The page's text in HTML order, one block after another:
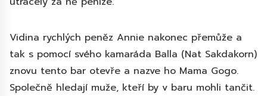
Vidina rychlých peněz Annie nakonec přemůže a
tak s pomocí svého kamaráda Balla (Nat Sakdakorn)
znovu tento bar otevře a nazve ho Mama Gogo.
Společně hledají muže, kteří by v baru mohli tančit.